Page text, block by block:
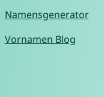
Namensgenerator
Vornamen Blog